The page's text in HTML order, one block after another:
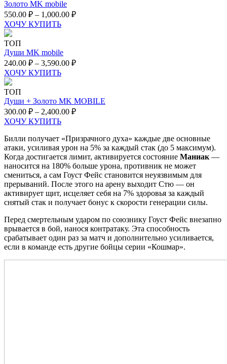
Золото MK mobile
550.00 ₽ – 1,000.00 ₽
ХОЧУ КУПИТЬ
ТОП
Души MK mobile
240.00 ₽ – 3,590.00 ₽
ХОЧУ КУПИТЬ
ТОП
Души + Золото MK MOBILE
300.00 ₽ – 2,400.00 ₽
ХОЧУ КУПИТЬ
Билли получает «Призрачного духа» каждые две основные
атаки, усиливая урон на 5% за каждый стак (до 5 максимум).
Когда достигается лимит, активируется состояние Маниак —
наносится на 180% больше урона, противник не может
смениться, а сам Гоуст Фейс становится неуязвимым для
прерываний. После этого на арену выходит Стю — он
активирует щит, исцеляет себя на 7% здоровья за каждый
снятый стак и получает бонус к скорости генерации силы.
Перед смертельным ударом по союзнику Гоуст Фейс внезапно
врывается в бой, нанося контратаку. Эта способность
срабатывает один раз за матч и дополнительно усиливается,
если в команде есть другие бойцы серии «Кошмар».